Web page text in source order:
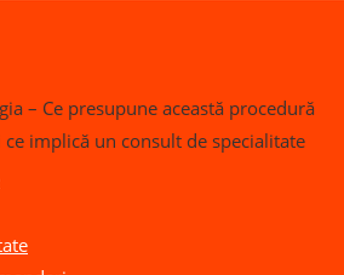
– Ce presupune această procedură
ce implică un consult de specialitate